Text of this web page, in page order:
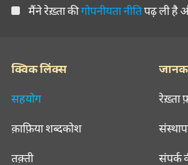
मैंने रेख़्ता कीगोपनीयता नीतिपढ़ ली है
क्विक लिंक्स
सहयोग
क़ाफ़िया शब्दकोश
तक़्ती
रेख़्ता
संपर्क